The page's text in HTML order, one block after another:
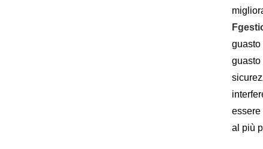
F
guasto
guasto
essere
al più